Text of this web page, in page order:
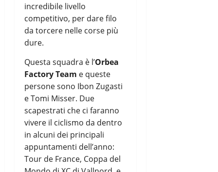
incredibile livello
competitivo, per dare filo
da torcere nelle corse più
dure.
Questa squadra è l’Orbea
Factory Team e queste
persone sono Ibon Zugasti
e Tomi Misser. Due
scapestrati che ci faranno
vivere il ciclismo da dentro
in alcuni dei principali
appuntamenti dell’anno:
Tour de France, Coppa del